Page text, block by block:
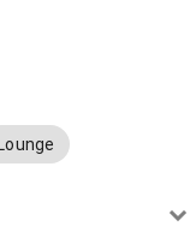
Lounge